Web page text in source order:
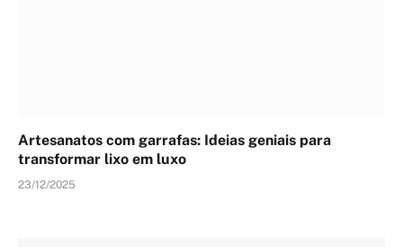
Artesanatos com garrafas: Ideias geniais para
transformar lixo em luxo
23/12/2025